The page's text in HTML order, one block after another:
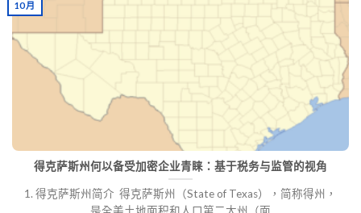
得克萨斯州何以备受加密企业青睐：基于税务与监管的视角
1. 得克萨斯州简介 得克萨斯州（State of Texas），简称得州，
10 月